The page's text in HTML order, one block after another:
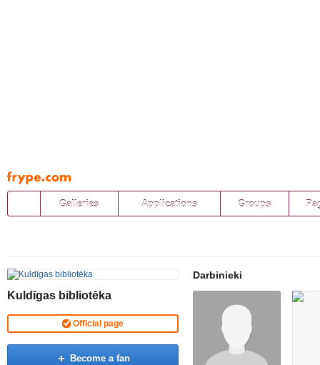
Pāriet
uz
saturu
Galleries Applications Groups
Kuldīgas bibliotēka
Official page
Become a fan
Darbinieki